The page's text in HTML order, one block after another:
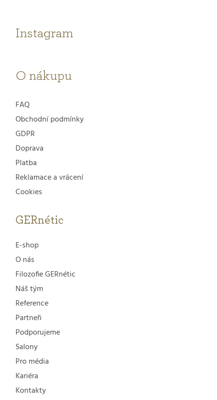
Instagram
O nákupu
FAQ
Obchodní podmínky
GDPR
Doprava
Platba
Reklamace a vrácení
Cookies
GERnétic
E-shop
O nás
Filozofie GERnétic
Náš tým
Reference
Partneři
Podporujeme
Salony
Pro média
Kariéra
Kontakty